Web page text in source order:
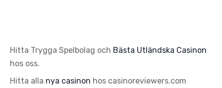
Hitta Trygga Spelbolag och Bästa Utländska Casinon
hos oss.
Hitta alla nya casinon hos casinoreviewers.com